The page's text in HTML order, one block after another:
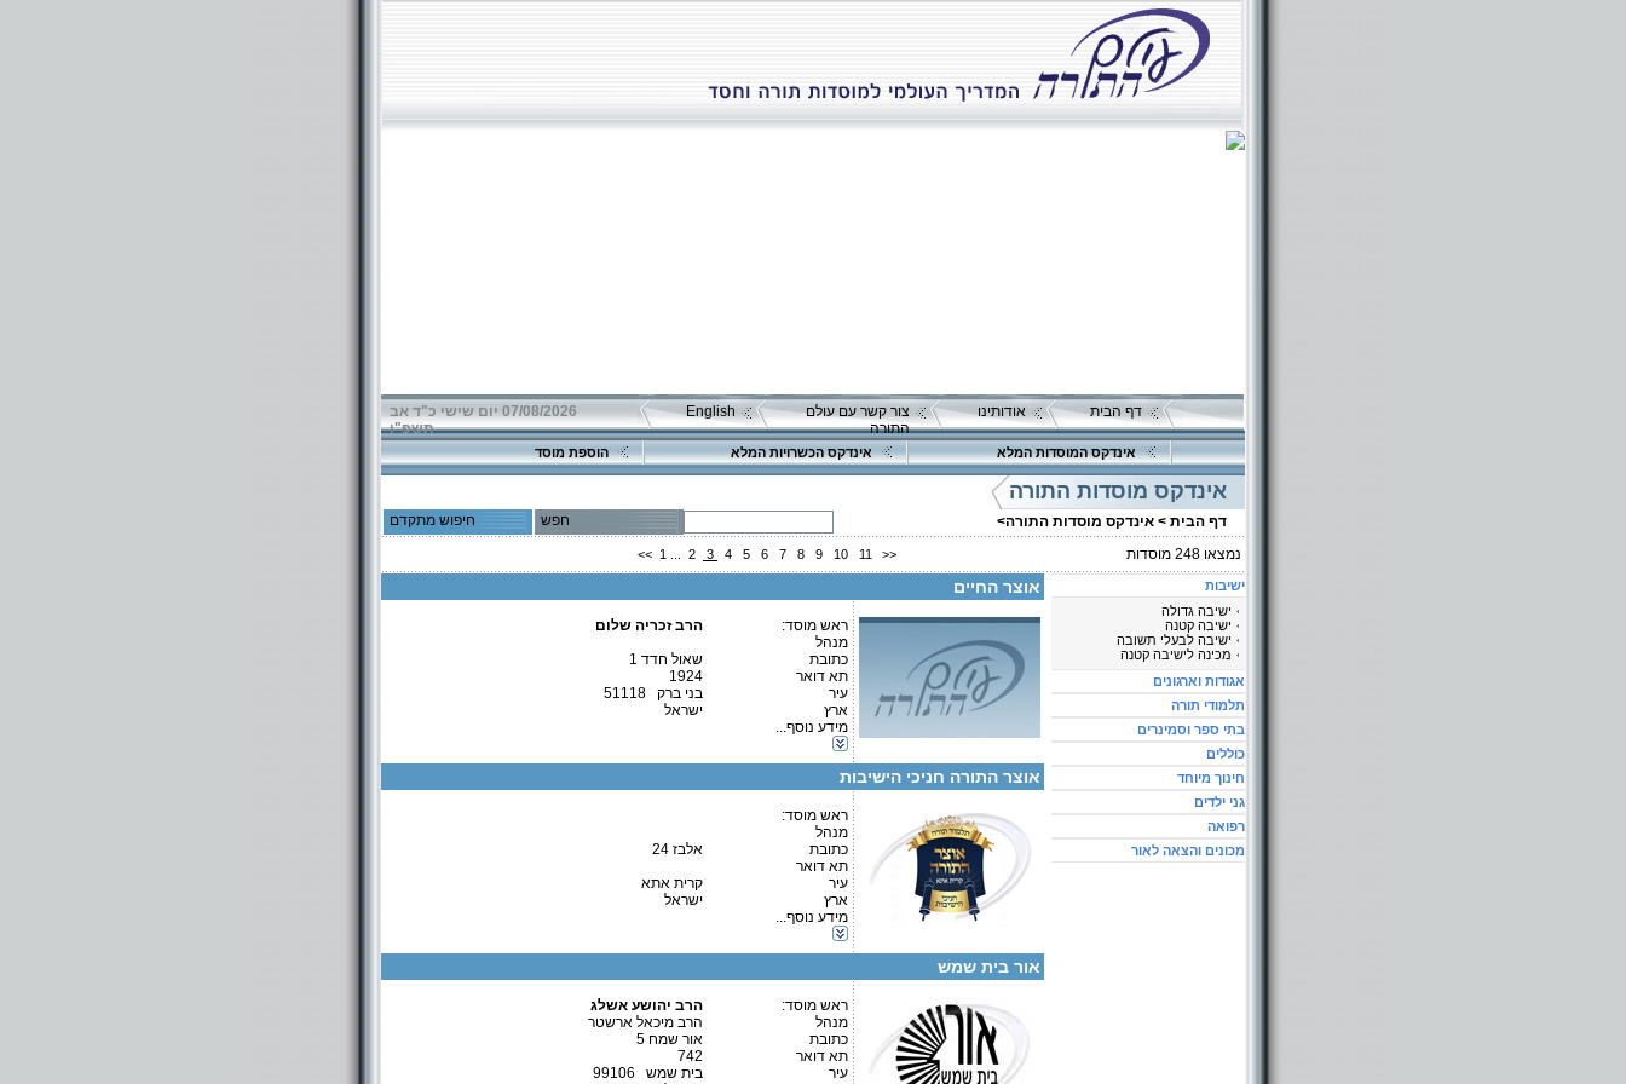
דף הבית אודותינו
צור קשר עם עולם
התורה
English
07/08/2026 יום שישי כ"ד אב
תשפ"ו
אינדקס המוסדות המלא אינדקס הכשרויות המלא הוספת מוסד
אינדקס מוסדות התורה
דף הבית > אינדקס מוסדות התורה> חפש
חיפוש מתקדם
נמצאו 248 מוסדות << 1 2 3 4 5 6 7 8 9 10 11 >>
אוצר החיים
ראש מוסד:
הרב זכריה שלום
מנהל
כתובת
שאול חדד 1
תא דואר
1924
עיר
בני ברק 51118
ארץ
ישראל
מידע נוסף...
פרטים נוספים:
טלפון 1:
פקס
מספר עמותה:
איש קשר:
580116259
ת"ת איילת השחר רח' שאול חדד 1 בני ברק. כולל ברח' הנגב 6 בני ברק
קטגוריות:
תלמודי תורה-תלמוד תורה
בתי ספר וסמינרים-בית ספר
כוללים-כולל יום שלם
אוצר התורה חניכי הישיבות
ראש מוסד:
מנהל
כתובת
אלבז 24
תא דואר
עיר
קרית אתא
ארץ
ישראל
מידע נוסף...
טלפון 1:
טלפון 2:
פקס
מספר עמותה:
קטגוריות:
תלמודי תורה-תלמוד תורה
אור בית שמש
ראש מוסד:
הרב יהושע אשלג
מנהל
הרב מיכאל ארשטר
כתובת
אור שמח 5
תא דואר
742
עיר
בית שמש 99106
פרטים נוספים:
טלפון 1:
טלפון 2:
פקס
פרטים נוספים:
טלפון 1:
טלפון 2:
ישיבות
ישיבה גדולה
ישיבה קטנה
ישיבה לבעלי תשובה
מכינה לישיבה קטנה
אגודות וארגונים
תלמודי תורה
בתי ספר וסמינרים
כוללים
חינוך מיוחד
גני ילדים
רפואה
מכונים והצאה לאור